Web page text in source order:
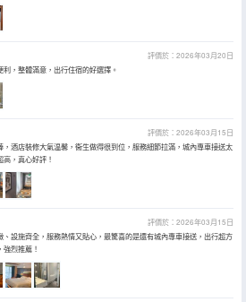
評價於：2026年03月20日
利，整體滿意，出行住宿的好選擇。
評價於：2026年03月15日
，酒店裝修大氣温馨，衞生做得很到位，服務細節拉滿，城內專車接送太
，真心好評！
評價於：2026年03月15日
、設施齊全，服務熱情又貼心，最驚喜的是還有城內專車接送，出行超方
強烈推薦！